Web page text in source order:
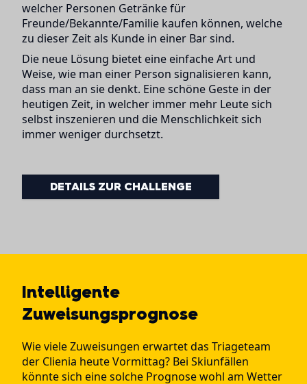
welcher Personen Getränke für
Freunde/Bekannte/Familie kaufen können, welche
zu dieser Zeit als Kunde in einer Bar sind.
Die neue Lösung bietet eine einfache Art und
Weise, wie man einer Person signalisieren kann,
dass man an sie denkt. Eine schöne Geste in der
heutigen Zeit, in welcher immer mehr Leute sich
selbst inszenieren und die Menschlichkeit sich
immer weniger durchsetzt.
DETAILS ZUR CHALLENGE
Intelligente
Zuweisungsprognose
Wie viele Zuweisungen erwartet das Triageteam
der Clienia heute Vormittag? Bei Skiunfällen
könnte sich eine solche Prognose wohl am Wetter